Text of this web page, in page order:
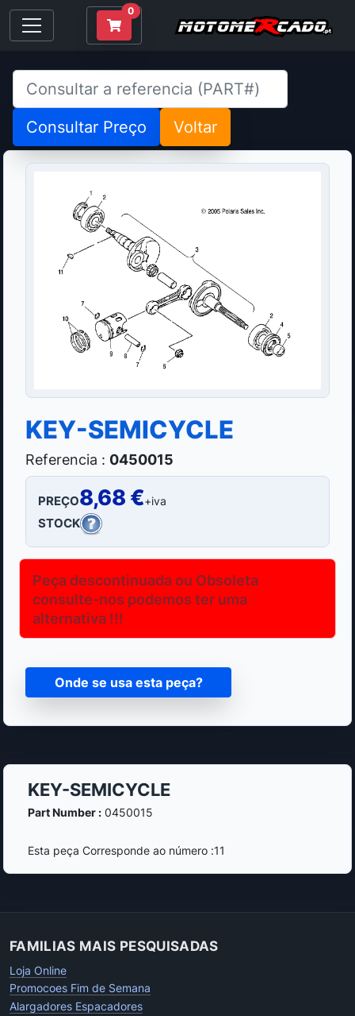
0
Consultar Preço Voltar
KEY-SEMICYCLE
Referencia : 0450015
PREÇO8,68 €+iva
STOCK
Peça descontinuada ou Obsoleta
consulte-nos podemos ter uma
alternativa !!!
Onde se usa esta peça?
KEY-SEMICYCLE
Part Number :0450015
Esta peça Corresponde ao número :11
FAMILIAS MAIS PESQUISADAS
Loja Online
Promocoes Fim de Semana
Alargadores Espacadores